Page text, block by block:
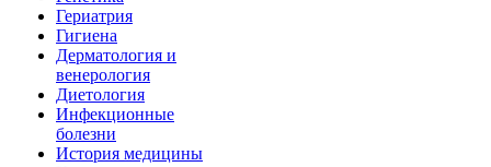
Гериатрия
Гигиена
Дерматология и
венерология
Диетология
Инфекционные
болезни
История медицины